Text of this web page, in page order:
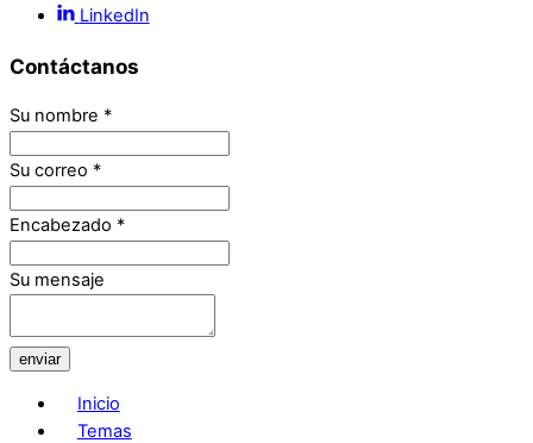
LinkedIn
Contáctanos
Su nombre *
Su correo *
Encabezado *
Su mensaje
enviar
Inicio
Temas